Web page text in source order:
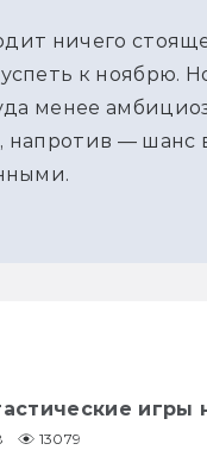
ничего
к ноябрю.
менее
напротив —
игры
13079